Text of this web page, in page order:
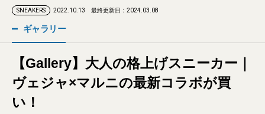
SNEAKERS 2022.10.13 最終更新日：2024.03.08
ギャラリー
【Gallery】大人の格上げスニーカー｜
ヴェジャ×マルニの最新コラボが買
い！